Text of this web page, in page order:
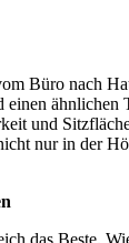
Büro nach
und
nur in der